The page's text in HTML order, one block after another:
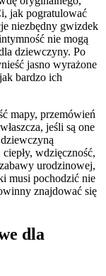
jak pogratulować
niezbędny gwizdek
nie mogą
dziewczyny. Po
jasno wyrażone
bardzo ich
mapy, przemówień
jeśli są one
wdzięczność,
urodzinowej,
musi pochodzić nie
znajdować się
dla